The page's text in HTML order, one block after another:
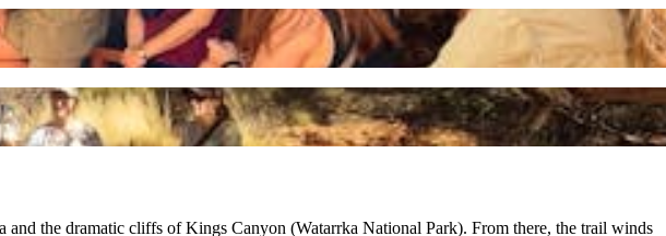
the dramatic cliffs of Kings Canyon (Watarrka National Park). From there, the trail winds